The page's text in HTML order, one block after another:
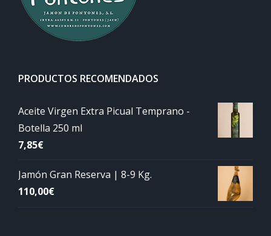
PRODUCTOS RECOMENDADOS
Aceite Virgen Extra Picual Temprano -
Botella 250 ml
7,85€
Jamón Gran Reserva | 8-9 Kg.
110,00€